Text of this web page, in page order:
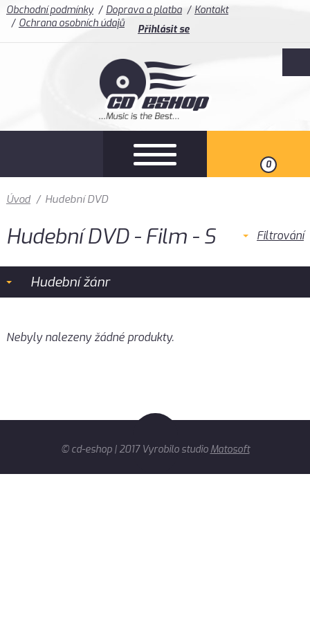
Obchodní podmínky Doprava a platba
Kontakt
Ochrana osobních údajů
Přihlásit se
0
Úvod / Hudební DVD
Hudební DVD - Film - S Filtrování
Hudební žánr
Nebyly nalezeny žádné produkty.
© cd-eshop | 2017 Vyrobilo studio Matosoft